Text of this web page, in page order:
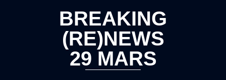
BREAKING
(RE)NEWS
29 MARS